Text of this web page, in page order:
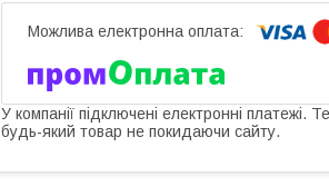
У компанії підключені електронні платежі.
будь-який товар не покидаючи сайту.